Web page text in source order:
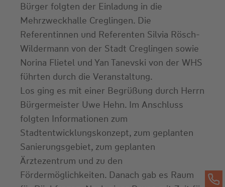
Bürger folgten der Einladung in die
Mehrzweckhalle Creglingen. Die
Referentinnen und Referenten Silvia Rösch-
Wildermann von der Stadt Creglingen sowie
Norina Flietel und Yan Tanevski von der WHS
führten durch die Veranstaltung.
Los ging es mit einer Begrüßung durch Herrn
Bürgermeister Uwe Hehn. Im Anschluss
folgten Informationen zum
Stadtentwicklungskonzept, zum geplanten
Sanierungsgebiet, zum geplanten
Ärztezentrum und zu den
Fördermöglichkeiten. Danach gab es Raum